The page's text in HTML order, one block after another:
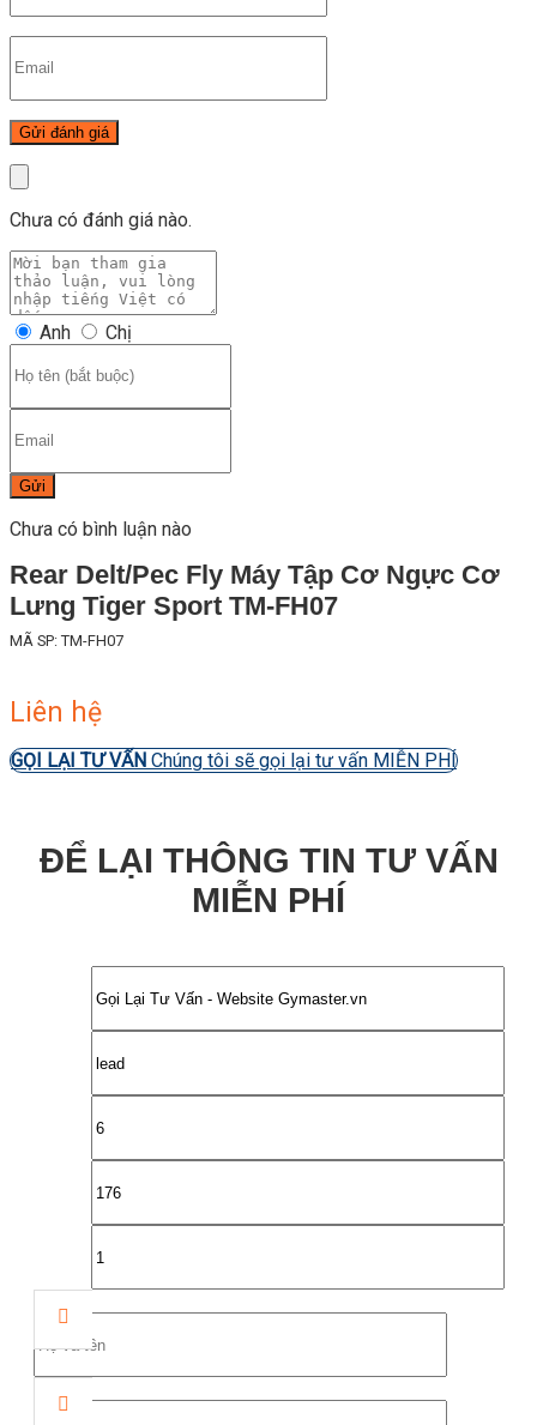
Chưa có đánh giá nào.
Anh Chị
Gửi
Chưa có bình luận nào
Rear Delt/Pec Fly Máy Tập Cơ Ngực Cơ
Lưng Tiger Sport TM-FH07
MÃ SP: TM-FH07
Liên hệ
GỌI LẠI TƯ VẤN Chúng tôi sẽ gọi lại tư vấn MIỄN PHÍ
ĐỂ LẠI THÔNG TIN TƯ VẤN
MIỄN PHÍ